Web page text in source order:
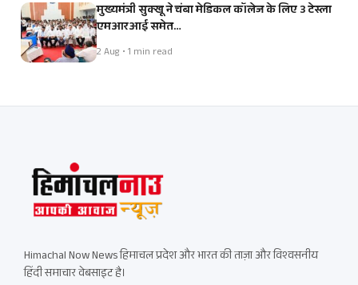
मुख्यमंत्री सुक्खू ने चंबा मेडिकल कॉलेज के लिए 3 टेस्ला
एमआरआई समेत…
2 Aug • 1 min read
Himachal Now News हिमाचल प्रदेश और भारत की ताज़ा और विश्वसनीय
हिंदी समाचार वेबसाइट है।